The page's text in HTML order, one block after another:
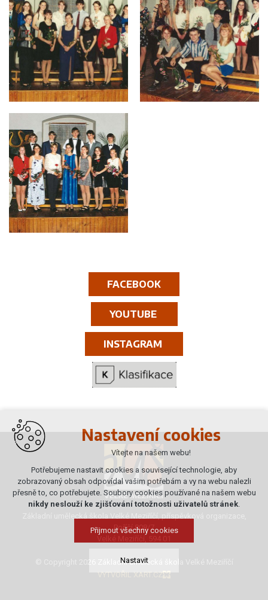
FACEBOOK
YOUTUBE
INSTAGRAM
Poříčí 808/7
© Copyright 2026 Základní umělecká škola Velké Meziříčí
VYTVOŘIL XART.CZ
Nastavení cookies
Vítejte na našem webu!
Potřebujeme nastavit cookies a související technologie, aby
zobrazovaný obsah odpovídal vašim potřebám a vy na webu nalezli
přesně to, co potřebujete. Soubory cookies používané na našem webu
nikdy neslouží ke zjišťování totožnosti uživatelů stránek.
Přijmout všechny cookies
Nastavit